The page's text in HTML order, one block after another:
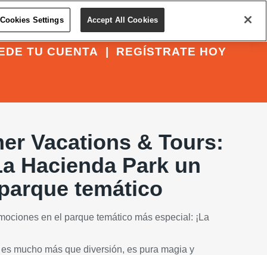
REGÍSTRATE HOY
TU CUENTA
Vacations & Tours:
Hacienda Park un
temático
en el parque temático más especial: ¡La
mucho más que diversión, es pura magia y
Cookies Settings Accept All Cookies